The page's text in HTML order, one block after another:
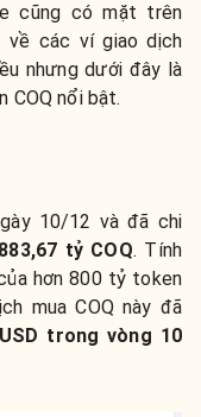
cũng có mặt trên
về các ví giao dịch
nhưng dưới đây là
COQ nổi bật.
10/12 và đã chi
883,67 tỷ COQ. Tính
hơn 800 tỷ token
mua COQ này đã
trong vòng 10